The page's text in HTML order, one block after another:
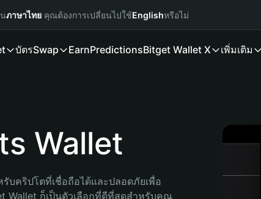
ภาษาไทย คุณต้องการเปลี่ยนไปใช้Englishหรือไม่
บัตรSwap EarnPredictionsBitget Wallet X เพิ่มเติม
Wallet
บคริปโตที่เชื่อถือได้และปลอดภัยเพื่อ
Wallet ก็เป็นตัวเลือกที่ดีที่สุดสำหรับคุณ